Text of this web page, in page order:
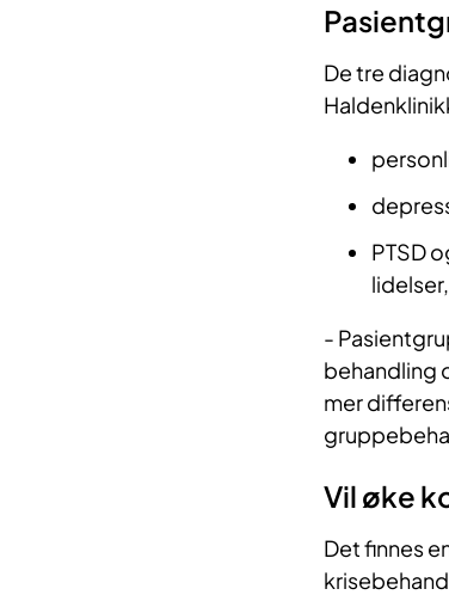
De tre
PTSD
-
behandling
mer
Vil øke
Det finnes